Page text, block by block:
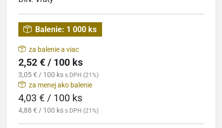
Balenie: 1 000 ks
za balenie a viac
2,52 € / 100 ks
3,05 € / 100 ks s DPH (21%)
za menej ako balenie
4,03 € / 100 ks
4,88 € / 100 ks s DPH (21%)